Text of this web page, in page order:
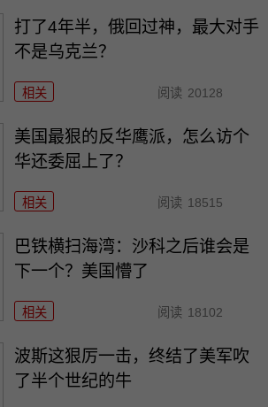
打了4年半，俄回过神，最大对手
不是乌克兰？
相关 阅读 20128
美国最狠的反华鹰派，怎么访个
华还委屈上了？
相关 阅读 18515
巴铁横扫海湾：沙科之后谁会是
下一个？美国懵了
相关 阅读 18102
波斯这狠厉一击，终结了美军吹
了半个世纪的牛